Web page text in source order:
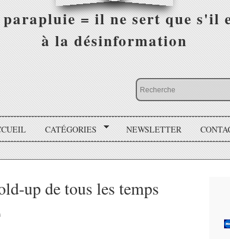
= il ne sert que s'il
à la désinformation
CATÉGORIES NEWSLETTER
up de tous les temps